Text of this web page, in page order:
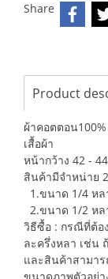
Share
Product
ผ้าคอตตอน
เสื้อผ้า
หน้ากว้าง 42 -
สินค้ามีจำหน่าย
1.ขนาด 1/4 หล
2.ขนาด 1/2 หล
วิธีซื้อ : กรณีที่ต้อ
ละครึ่งหลา เช่น
และสินค้าสามาร